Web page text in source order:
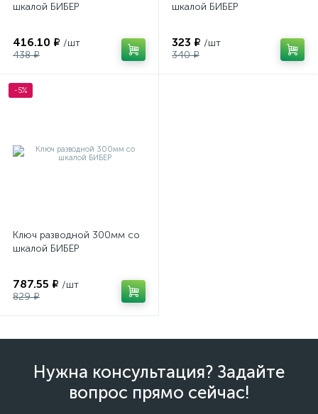
шкалой БИБЕР
416.10 ₽ /шт
438 ₽
шкалой БИБЕР
323 ₽ /шт
340 ₽
-5%
Ключ разводной 300мм со
шкалой БИБЕР
787.55 ₽ /шт
829 ₽
Нужна консультация? Задайте
вопрос прямо сейчас!